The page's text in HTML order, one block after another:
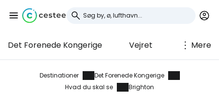
Det Forenede Kongerige Vejret Mere
Destinationer
Det Forenede Kongerige
Hvad du skal se
Brighton
Log ind på Cestee
... det verdensomspændende
rejsefællesskab